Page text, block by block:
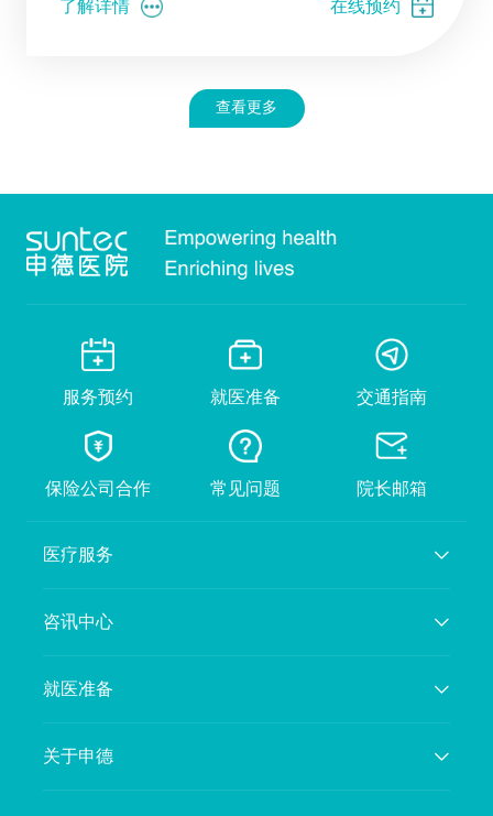
了解详情
在线预约
查看更多
服务预约 就医准备 交通指南
保险公司合作 常见问题 院长邮箱
医疗服务
咨讯中心
就医准备
关于申德